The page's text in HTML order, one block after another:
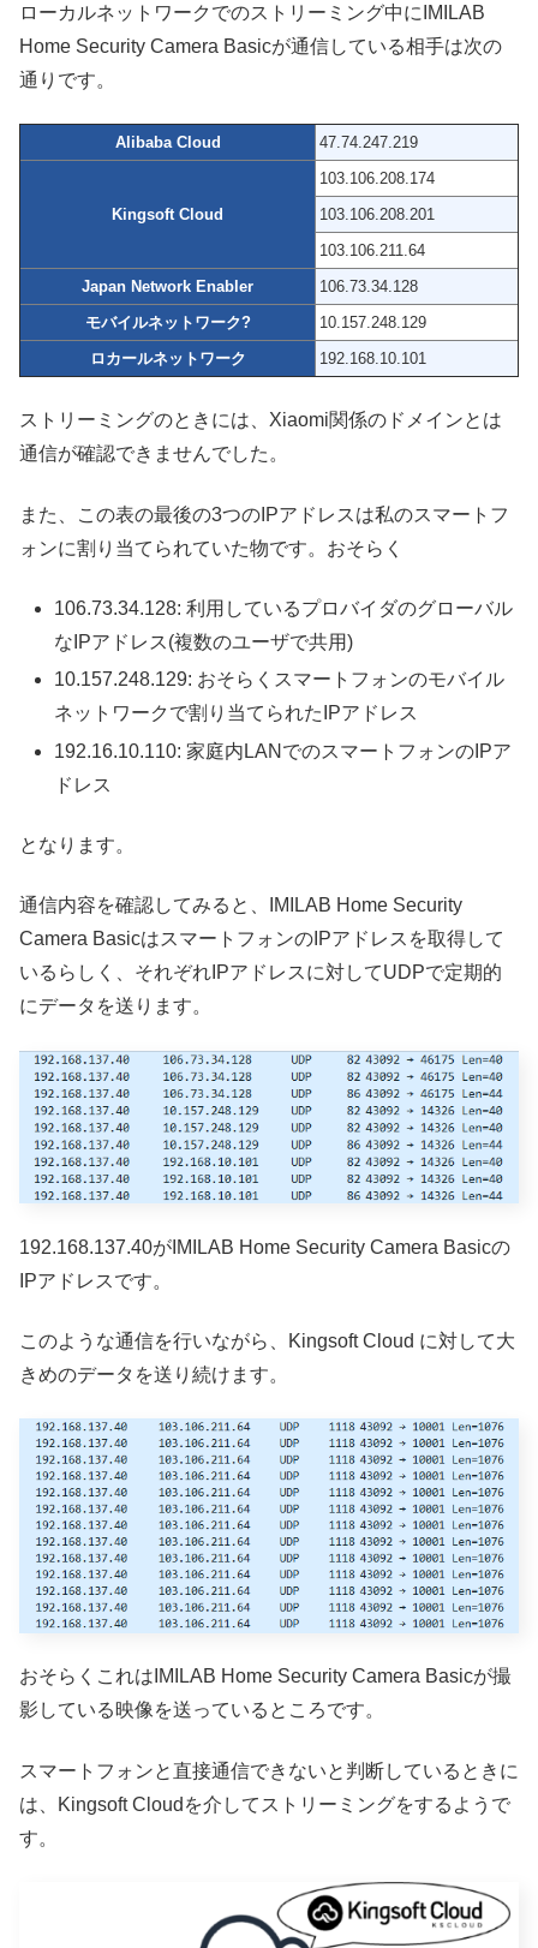
ローカルネットワークでのストリーミング中にIMILAB
Home Security Camera Basicが通信している相手は次の
通りです。
Alibaba Cloud 47.74.247.219
Kingsoft Cloud
103.106.208.174
103.106.208.201
103.106.211.64
Japan Network Enabler
106.73.34.128
モバイルネットワーク?
10.157.248.129
ロカールネットワーク
192.168.10.101
ストリーミングのときには、Xiaomi関係のドメインとは
通信が確認できませんでした。
また、この表の最後の3つのIPアドレスは私のスマートフ
ォンに割り当てられていた物です。おそらく
106.73.34.128: 利用しているプロバイダのグローバル
なIPアドレス(複数のユーザで共用)
10.157.248.129: おそらくスマートフォンのモバイル
ネットワークで割り当てられたIPアドレス
192.16.10.110: 家庭内LANでのスマートフォンのIPア
ドレス
となります。
通信内容を確認してみると、IMILAB Home Security
Camera BasicはスマートフォンのIPアドレスを取得して
いるらしく、それぞれIPアドレスに対してUDPで定期的
にデータを送ります。
192.168.137.40がIMILAB Home Security Camera Basicの
IPアドレスです。
このような通信を行いながら、Kingsoft Cloud に対して大
きめのデータを送り続けます。
おそらくこれはIMILAB Home Security Camera Basicが撮
影している映像を送っているところです。
スマートフォンと直接通信できないと判断しているときに
は、Kingsoft Cloudを介してストリーミングをするようで
す。